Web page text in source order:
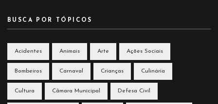
BUSCA POR TÓPICOS
Acidentes Animais Arte Ações Sociais
Bombeiros Carnaval Crianças Culinária
Cultura Câmara Municipal Defesa Civil